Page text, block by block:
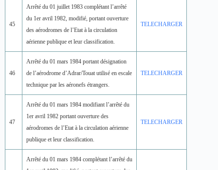
45
Arrêté du 01 juillet 1983 complétant l’arrêté
du 1er avril 1982, modifié, portant ouverture
des aérodromes de l’Etat à la circulation
aérienne publique et leur classification.
TELECHARGER
46
Arrêté du 01 mars 1984 portant désignation
de l’aérodrome d’Adrar/Touat utilisé en escale
technique par les aéronefs étrangers.
TELECHARGER
47
Arrêté du 01 mars 1984 modifiant l’arrêté du
1er avril 1982 portant ouverture des
aérodromes de l’Etat à la circulation aérienne
publique et leur classification.
TELECHARGER
Arrêté du 01 mars 1984 complétant l’arrêté du